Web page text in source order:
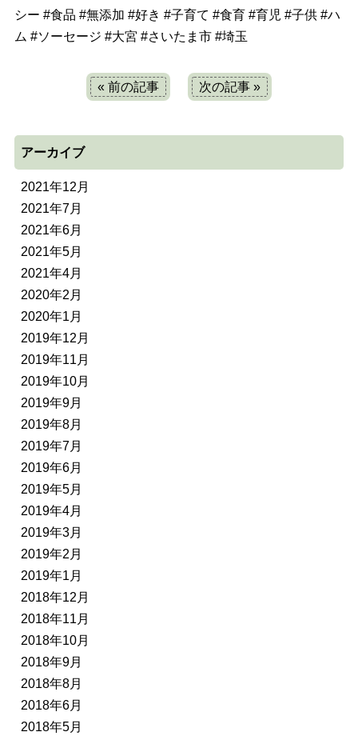
シー #食品 #無添加 #好き #子育て #食育 #育児 #子供 #ハ
ム #ソーセージ #大宮 #さいたま市 #埼玉
« 前の記事 次の記事 »
アーカイブ
2021年12月
2021年7月
2021年6月
2021年5月
2021年4月
2020年2月
2020年1月
2019年12月
2019年11月
2019年10月
2019年9月
2019年8月
2019年7月
2019年6月
2019年5月
2019年4月
2019年3月
2019年2月
2019年1月
2018年12月
2018年11月
2018年10月
2018年9月
2018年8月
2018年6月
2018年5月